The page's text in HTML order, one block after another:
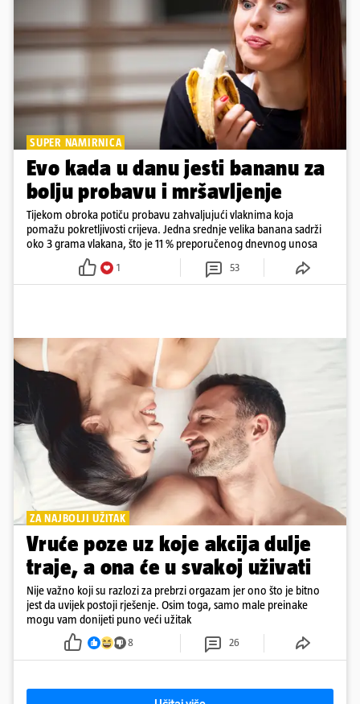
SUPER NAMIRNICA
Evo kada u danu jesti bananu za
bolju probavu i mršavljenje
Tijekom obroka potiču probavu zahvaljujući vlaknima koja
pomažu pokretljivosti crijeva. Jedna srednje velika banana sadrži
oko 3 grama vlakana, što je 11 % preporučenog dnevnog unosa
1 53
ZA NAJBOLJI UŽITAK
Vruće poze uz koje akcija dulje
traje, a ona će u svakoj uživati
Nije važno koji su razlozi za prebrzi orgazam jer ono što je bitno
jest da uvijek postoji rješenje. Osim toga, samo male preinake
mogu vam donijeti puno veći užitak
8 26